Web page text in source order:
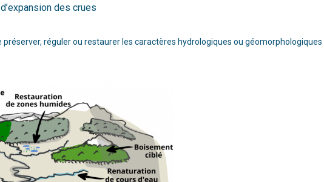
des crues
réguler ou restaurer les caractères hydrologiques ou géomorphologiques